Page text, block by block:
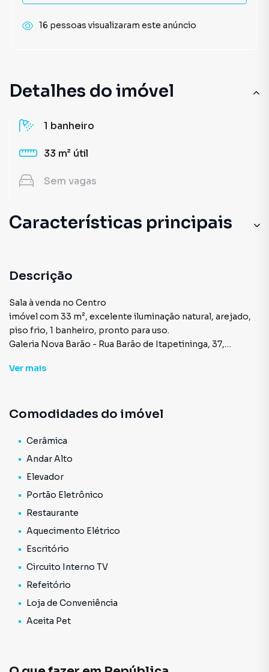
Detalhes do imóvel
1 banheiro
33 m² útil
Sem vagas
Características principais
Descrição
Sala à venda no Centro
imóvel com 33 m², excelente iluminação natural, arejado,
piso frio, 1 banheiro, pronto para uso.
Galeria Nova Barão - Rua Barão de Itapetininga, 37,
Fácil acesso ao Metrô Anhangabaú, Metrô República, Foro
Biblioteca Central, Universidade Mackenzie, Comércios
Consulte mais informação e agende uma visita.
Ver mais
Comodidades do imóvel
Cerâmica
Andar Alto
Elevador
Portão Eletrônico
Restaurante
Aquecimento Elétrico
Escritório
Circuito Interno TV
Refeitório
Loja de Conveniência
Aceita Pet
16 pessoas visualizaram este anúncio